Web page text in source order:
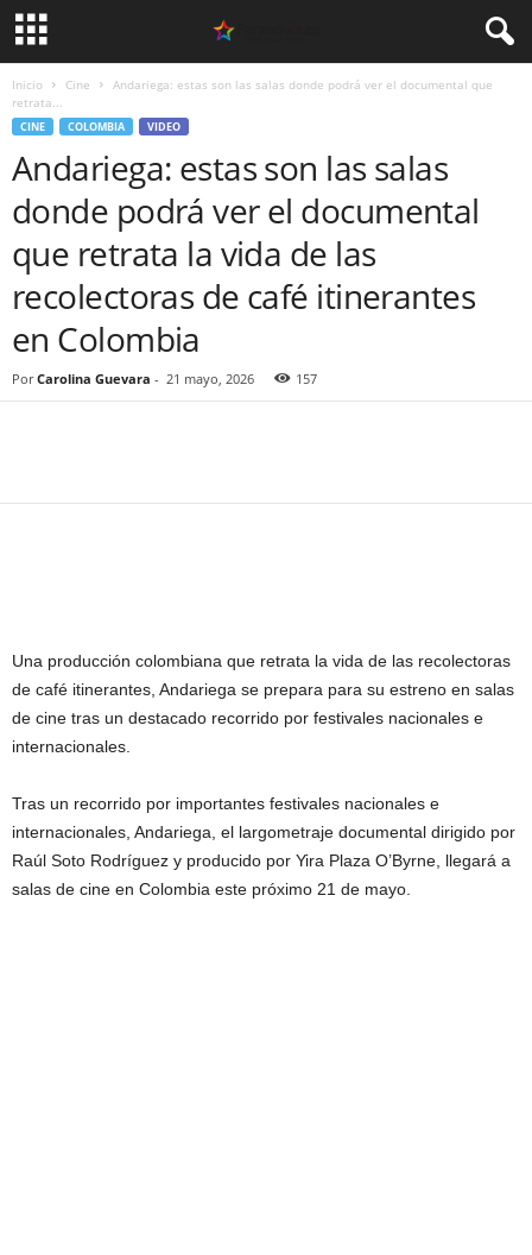
Inicio Cine
Andariega: estas son las salas donde podrá ver el documental que
retrata...
CINE COLOMBIA VIDEO
Andariega: estas son las salas
donde podrá ver el documental
que retrata la vida de las
recolectoras de café itinerantes
en Colombia
Por Carolina Guevara - 21 mayo, 2026 157
Una producción colombiana que retrata la vida de las recolectoras
de café itinerantes, Andariega se prepara para su estreno en salas
de cine tras un destacado recorrido por festivales nacionales e
internacionales.
Tras un recorrido por importantes festivales nacionales e
internacionales, Andariega, el largometraje documental dirigido por
Raúl Soto Rodríguez y producido por Yira Plaza O’Byrne, llegará a
salas de cine en Colombia este próximo 21 de mayo.